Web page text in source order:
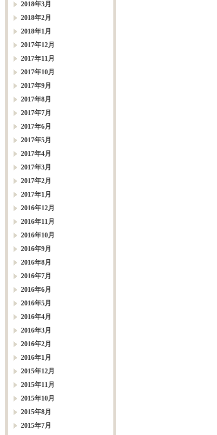
2018年3月
2018年2月
2018年1月
2017年12月
2017年11月
2017年10月
2017年9月
2017年8月
2017年7月
2017年6月
2017年5月
2017年4月
2017年3月
2017年2月
2017年1月
2016年12月
2016年11月
2016年10月
2016年9月
2016年8月
2016年7月
2016年6月
2016年5月
2016年4月
2016年3月
2016年2月
2016年1月
2015年12月
2015年11月
2015年10月
2015年8月
2015年7月